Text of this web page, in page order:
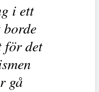
i ett
borde
för det
gå